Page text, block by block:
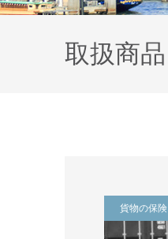
取扱商品
貨物の保険